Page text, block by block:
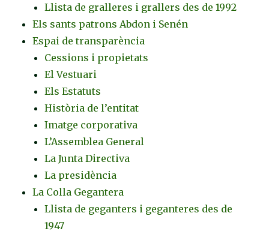
Llista de gralleres i grallers des de 1992
Els sants patrons Abdon i Senén
Espai de transparència
Cessions i propietats
El Vestuari
Els Estatuts
Història de l’entitat
Imatge corporativa
L’Assemblea General
La Junta Directiva
La presidència
La Colla Gegantera
Llista de geganters i geganteres des de
1947